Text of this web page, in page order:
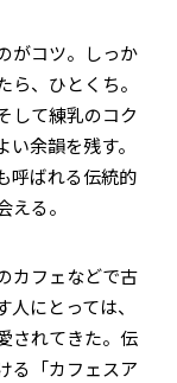
がコツ。しっか
、ひとくち。
して練乳のコク
余韻を残す。
呼ばれる伝統的
る。
カフェなどで古
にとっては、
されてきた。伝
――「カフェスア